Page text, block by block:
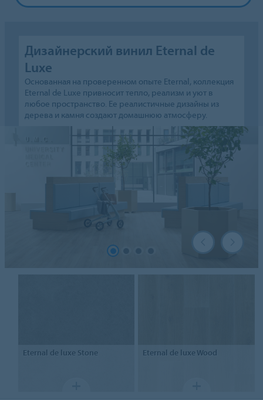
Дизайнерский винил Eternal de
Luxe
Основанная на проверенном опыте Eternal, коллекция
Eternal de Luxe привносит тепло, реализм и уют в
любое пространство. Ее реалистичные дизайны из
дерева и камня создают домашнюю атмосферу.
Eternal de luxe Stone Eternal de luxe Wood